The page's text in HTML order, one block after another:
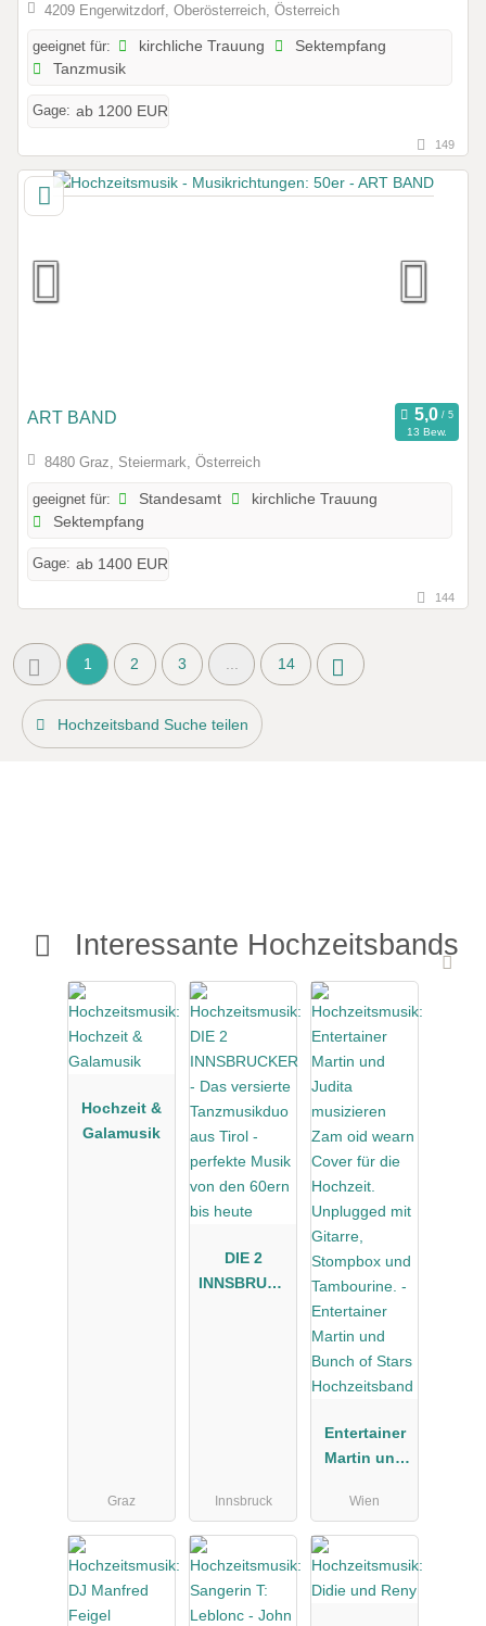
4209 Engerwitzdorf, Oberösterreich, Österreich
geeignet für: kirchliche Trauung
Sektempfang
Tanzmusik
Gage: ab 1200 EUR
149
ART BAND
13 Bew.
8480 Graz, Steiermark, Österreich
geeignet für: Standesamt
kirchliche Trauung
Sektempfang
Gage: ab 1400 EUR
144
1 2 3 14
Hochzeitsband Suche teilen
Interessante Hochzeitsbands
Hochzeit &
Galamusik
Graz
DIE 2
INNSBRUCK
Innsbruck
Entertainer
Martin und
Stars
Hochzeitsba
nd
Wien